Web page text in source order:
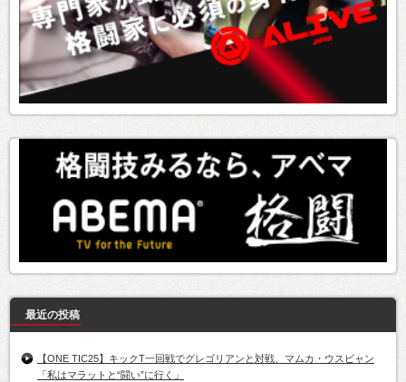
最近の投稿
【ONE TIC25】キックT一回戦でグレゴリアンと対戦、マムカ・ウスビャン
「私はマラットと“闘い”に行く」